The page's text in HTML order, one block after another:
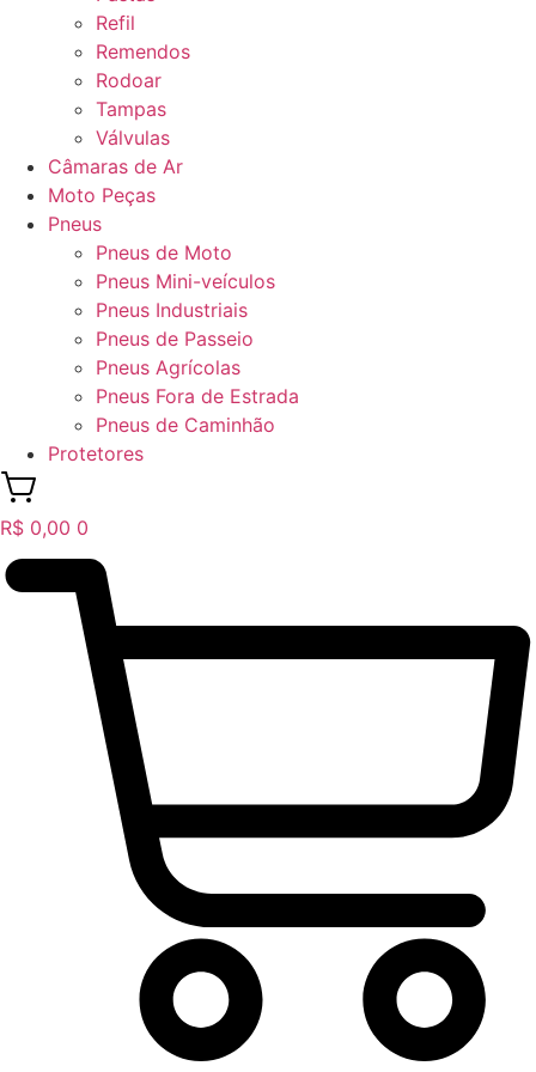
Refil
Remendos
Rodoar
Tampas
Válvulas
Câmaras de Ar
Moto Peças
Pneus
Pneus de Moto
Pneus Mini-veículos
Pneus Industriais
Pneus de Passeio
Pneus Agrícolas
Pneus Fora de Estrada
Pneus de Caminhão
Protetores
R$ 0,00 0